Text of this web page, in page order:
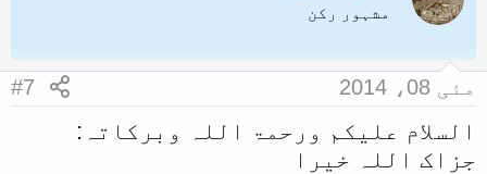
t
o
n
:
مشہور رکن
مئی 08، 2014 #7
السلام علیکم ورحمۃ اللہ وبرکاتہ:
جزاک اللہ خیرا